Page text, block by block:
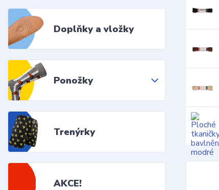
Doplňky a vložky
Ponožky
Trenýrky
AKCE!